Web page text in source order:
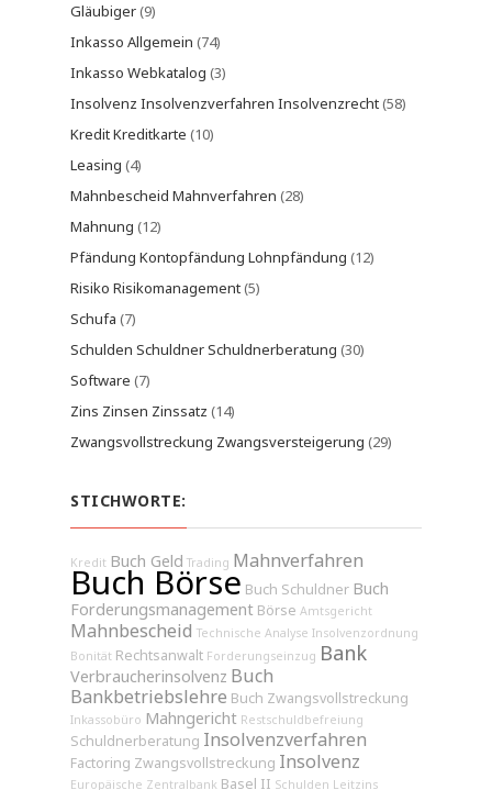
Gläubiger(9)
Inkasso Allgemein (74)
Inkasso Webkatalog (3)
Insolvenz Insolvenzverfahren Insolvenzrecht(58)
Kredit Kreditkarte (10)
Leasing (4)
Mahnbescheid Mahnverfahren (28)
Mahnung (12)
Pfändung Kontopfändung Lohnpfändung (12)
Risiko Risikomanagement(5)
Schufa (7)
Schulden Schuldner Schuldnerberatung (30)
Software (7)
Zins Zinsen Zinssatz (14)
Zwangsvollstreckung Zwangsversteigerung (29)
STICHWORTE:
Kredit Buch Geld Trading Mahnverfahren
Buch Börse Buch Schuldner Buch
Forderungsmanagement Börse Amtsgericht
Mahnbescheid Technische Analyse Insolvenzordnung
Bonität Rechtsanwalt Forderungseinzug Bank
Verbraucherinsolvenz Buch
Bankbetriebslehre Buch Zwangsvollstreckung
Inkassobüro Mahngericht Restschuldbefreiung
Schuldnerberatung Insolvenzverfahren
Factoring Zwangsvollstreckung Insolvenz
Europäische Zentralbank Basel II Schulden Leitzins